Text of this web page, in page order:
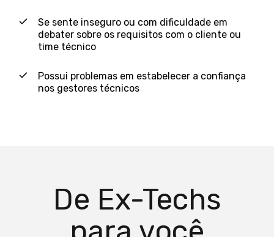
Se sente inseguro ou com dificuldade em
debater sobre os requisitos com o cliente ou
time técnico
Possui problemas em estabelecer a confiança
nos gestores técnicos
De Ex-Techs